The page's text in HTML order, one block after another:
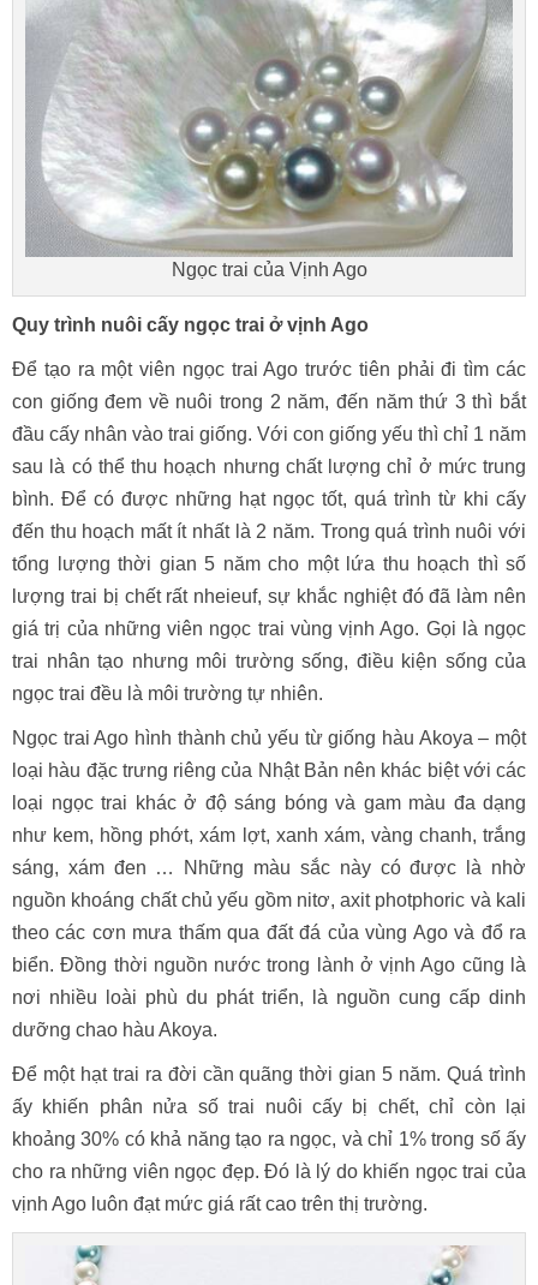
Ngọc trai của Vịnh Ago
Quy trình nuôi cấy ngọc trai ở vịnh Ago
Để tạo ra một viên ngọc trai Ago trước tiên phải đi tìm các
con giống đem về nuôi trong 2 năm, đến năm thứ 3 thì bắt
đầu cấy nhân vào trai giống. Với con giống yếu thì chỉ 1 năm
sau là có thể thu hoạch nhưng chất lượng chỉ ở mức trung
bình. Để có được những hạt ngọc tốt, quá trình từ khi cấy
đến thu hoạch mất ít nhất là 2 năm. Trong quá trình nuôi với
tổng lượng thời gian 5 năm cho một lứa thu hoạch thì số
lượng trai bị chết rất nheieuf, sự khắc nghiệt đó đã làm nên
giá trị của những viên ngọc trai vùng vịnh Ago. Gọi là ngọc
trai nhân tạo nhưng môi trường sống, điều kiện sống của
ngọc trai đều là môi trường tự nhiên.
Ngọc trai Ago hình thành chủ yếu từ giống hàu Akoya – một
loại hàu đặc trưng riêng của Nhật Bản nên khác biệt với các
loại ngọc trai khác ở độ sáng bóng và gam màu đa dạng
như kem, hồng phớt, xám lợt, xanh xám, vàng chanh, trắng
sáng, xám đen … Những màu sắc này có được là nhờ
nguồn khoáng chất chủ yếu gồm nitơ, axit photphoric và kali
theo các cơn mưa thấm qua đất đá của vùng Ago và đổ ra
biển. Đồng thời nguồn nước trong lành ở vịnh Ago cũng là
nơi nhiều loài phù du phát triển, là nguồn cung cấp dinh
dưỡng chao hàu Akoya.
Để một hạt trai ra đời cần quãng thời gian 5 năm. Quá trình
ấy khiến phân nửa số trai nuôi cấy bị chết, chỉ còn lại
khoảng 30% có khả năng tạo ra ngọc, và chỉ 1% trong số ấy
cho ra những viên ngọc đẹp. Đó là lý do khiến ngọc trai của
vịnh Ago luôn đạt mức giá rất cao trên thị trường.